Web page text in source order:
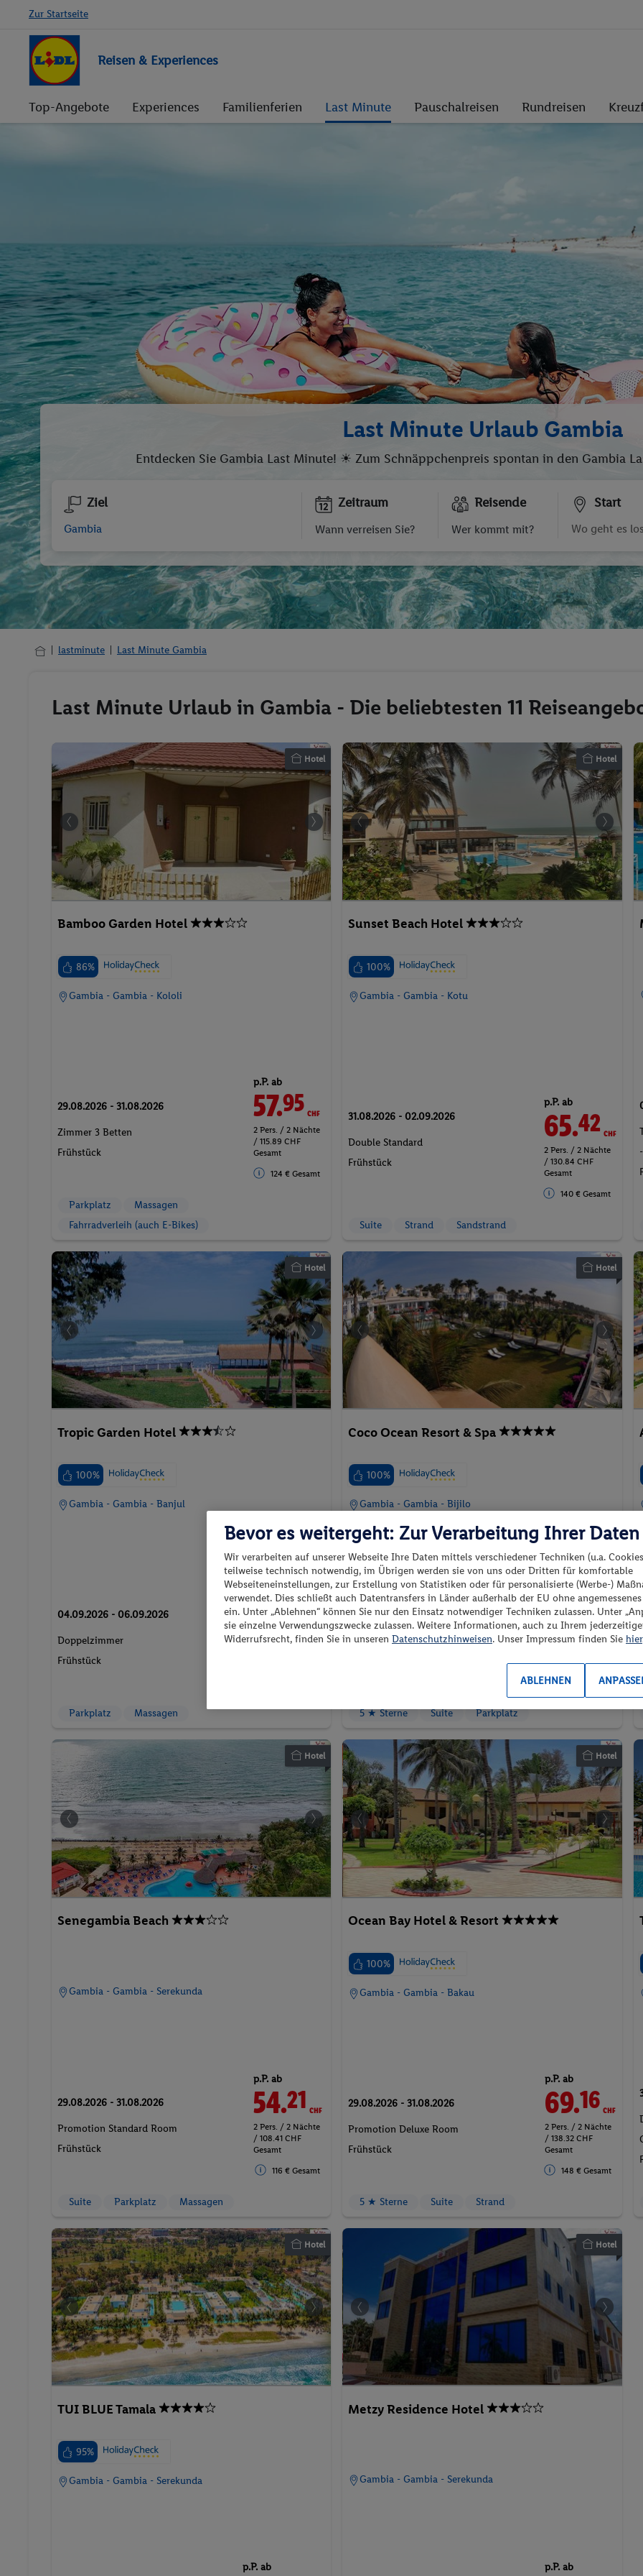
Zur Startseite
Reisen & Experiences
Top-Angebote Experiences Familienferien Last Minute Pauschalreisen Rundreisen
Last Minute Urlaub Gambia
Entdecken Sie Gambia Last Minute! ☀ Zum Schnäppchenpreis spontan in den Gambia
Ziel Zeitraum
Wann verreisen Sie?
Reisende
Wer kommt mit?
Start
lastminute Last Minute Gambia
Last Minute Urlaub in Gambia - Die beliebtesten 11
Hotel
Bamboo Garden Hotel
86%
Gambia - Gambia - Kololi
29.08.2026 - 31.08.2026
Zimmer 3 Betten
Frühstück
p.P. ab
57.95CHF
2 Pers. / 2 Nächte
/ 115.89 CHF
Gesamt
124 € Gesamt
Parkplatz
Massagen
Fahrradverleih (auch E-Bikes)
Hotel
Sunset Beach Hotel
100%
Gambia - Gambia - Kotu
31.08.2026 - 02.09.2026
Double Standard
Frühstück
p.P. ab
65.42CHF
2 Pers. / 2 Nächte
/ 130.84 CHF
Gesamt
140 € Gesamt
Suite Strand Sandstrand
Hotel
Tropic Garden Hotel
100%
Gambia - Gambia - Banjul
04.09.2026 - 06.09.2026
Doppelzimmer
Frühstück
p.P. ab
67.29CHF
2 Pers. / 2 Nächte
Parkplatz Massagen
Hotel
Coco Ocean Resort & Spa
100%
Gambia - Gambia - Bijilo
02.09.2026 - 04.09.2026
Junior Suite
p.P. ab
125.24CHF
2 Pers. / 2 Nächte
Gesamt
268 € Gesamt
5 ★ Sterne Suite Parkplatz
Hotel
Senegambia Beach
Gambia - Gambia - Serekunda
29.08.2026 - 31.08.2026
Promotion Standard Room
Frühstück
p.P. ab
54.21CHF
2 Pers. / 2 Nächte
/ 108.41 CHF
Gesamt
116 € Gesamt
Suite Parkplatz Massagen
Hotel
Ocean Bay Hotel & Resort
100%
Gambia - Gambia - Bakau
29.08.2026 - 31.08.2026
Promotion Deluxe Room
Frühstück
p.P. ab
69.16CHF
2 Pers. / 2 Nächte
/ 138.32 CHF
Gesamt
148 € Gesamt
5 ★ Sterne Suite Strand
Hotel
TUI BLUE Tamala
95%
Gambia - Gambia - Serekunda
p.P. ab
Hotel
Metzy Residence Hotel
Gambia - Gambia - Serekunda
p.P. ab
Bevor es weitergeht: Zur Verarbeitung Ihrer Daten
Wir verarbeiten auf unserer Webseite Ihre Daten mittels verschiedener Techniken (u.a.
teilweise technisch notwendig, im Übrigen werden sie von uns oder Dritten für komfortable
Webseiteneinstellungen, zur Erstellung von Statistiken oder für personalisierte (Werbe-)
verwendet. Dies schließt auch Datentransfers in Länder außerhalb der EU ohne
ein. Unter „Ablehnen“ können Sie nur den Einsatz notwendiger Techniken zulassen. Unter
sie einzelne Verwendungszwecke zulassen. Weitere Informationen, auch zu Ihrem
Widerrufsrecht, finden Sie in unseren Datenschutzhinweisen. Unser Impressum finden Sie hier
ABLEHNEN